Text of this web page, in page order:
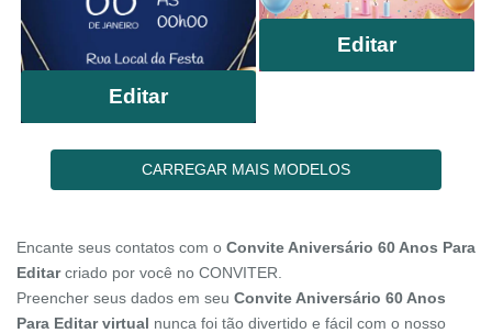
Editar
Editar
CARREGAR MAIS MODELOS
Encante seus contatos com o Convite Aniversário 60 Anos Para
Editarcriado por você no CONVITER.
Preencher seus dados em seu Convite Aniversário 60 Anos
Para Editar virtual nunca foi tão divertido e fácil com o nosso